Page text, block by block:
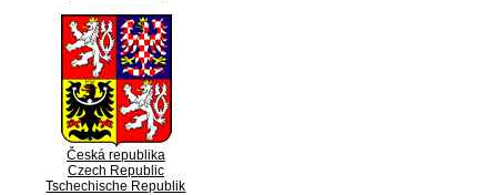
Česká republika
Czech Republic
Tschechische Republik